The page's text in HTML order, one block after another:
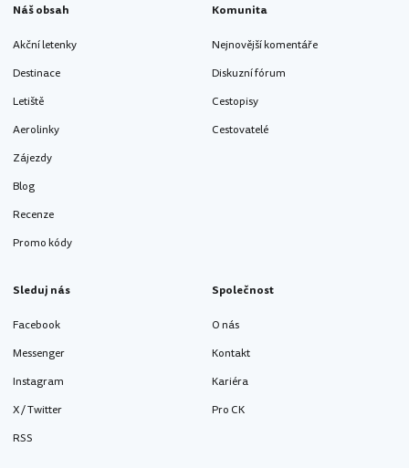
Náš obsah
Akční letenky
Destinace
Letiště
Aerolinky
Zájezdy
Blog
Recenze
Promo kódy
Komunita
Nejnovější komentáře
Diskuzní fórum
Cestopisy
Cestovatelé
Sleduj nás
Facebook
Messenger
Instagram
X / Twitter
RSS
Společnost
O nás
Kontakt
Kariéra
Pro CK